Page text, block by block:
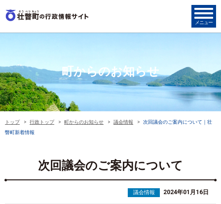
町からのお知らせ
トップ 行政トップ 町からのお知らせ 議会情報
次回議会のご案内について｜壮
瞥町新着情報
次回議会のご案内について
議会情報 2024年01月16日